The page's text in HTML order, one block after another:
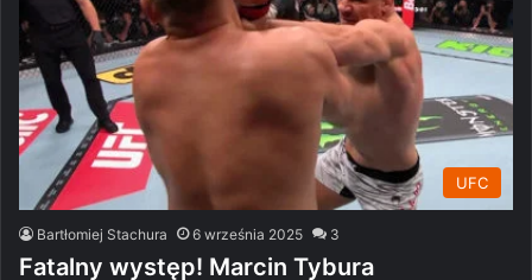
UFC
Bartłomiej Stachura 6 września 2025 3
Fatalny występ! Marcin Tybura